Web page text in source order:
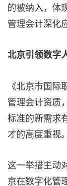
的被纳入，体
管理会计深化
北京引领数字
《北京市国
管理会计资质
标准的新需求
才的高度重视。
这一举措主动
京在数字化管